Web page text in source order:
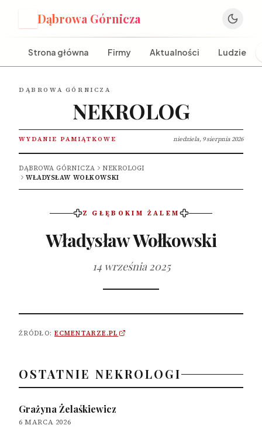
Dąbrowa Górnicza
Strona główna Firmy Aktualności Ludzie
DĄBROWA GÓRNICZA
NEKROLOG
WYDANIE PAMIĄTKOWE niedziela, 9 sierpnia 2026
DĄBROWA GÓRNICZA
NEKROLOGI
WŁADYSŁAW WOŁKOWSKI
Z GŁĘBOKIM ŻALEM
Władysław Wołkowski
14 września 2025
ŹRÓDŁO: ECMENTARZE.PL
OSTATNIE NEKROLOGI
Grażyna Żelaśkiewicz
6 MARCA 2026